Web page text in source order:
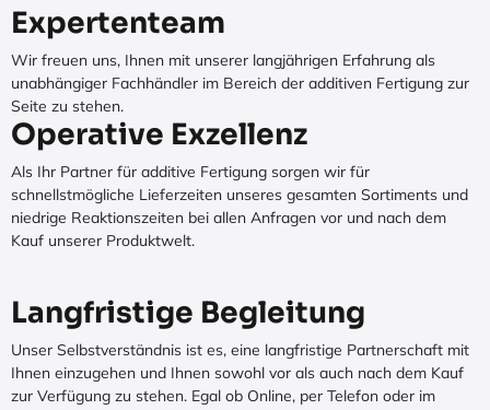
Expertenteam
Wir freuen uns, Ihnen mit unserer langjährigen Erfahrung als
unabhängiger Fachhändler im Bereich der additiven Fertigung zur
Seite zu stehen.
Operative Exzellenz
Als Ihr Partner für additive Fertigung sorgen wir für
schnellstmögliche Lieferzeiten unseres gesamten Sortiments und
niedrige Reaktionszeiten bei allen Anfragen vor und nach dem
Kauf unserer Produktwelt.
Langfristige Begleitung
Unser Selbstverständnis ist es, eine langfristige Partnerschaft mit
Ihnen einzugehen und Ihnen sowohl vor als auch nach dem Kauf
zur Verfügung zu stehen. Egal ob Online, per Telefon oder im